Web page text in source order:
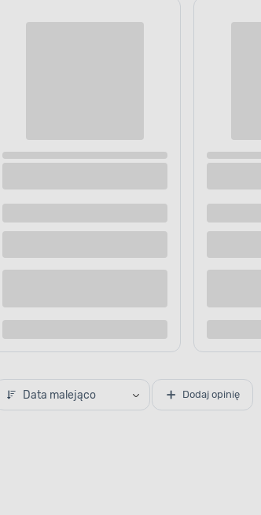
Dostępne z dostawą
Dostępne w sklepie
Kup
Data malejąco Dodaj opinię